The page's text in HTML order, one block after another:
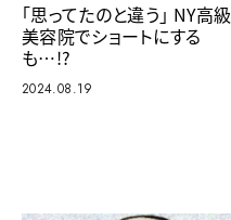
「思ってたのと違う」 NY高級
美容院でショートにする
も…!?
2024.08.19